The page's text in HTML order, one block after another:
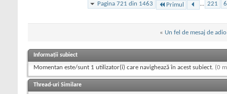
Pagina 721 din 1463 Primul ... 221
« Un fel de mesaj de adio
Informații subiect
Momentan este/sunt 1 utilizator(i) care navighează în acest subiect. (0
Thread-uri Similare